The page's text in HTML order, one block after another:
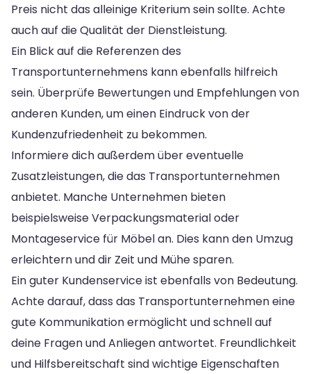
Preis nicht das alleinige Kriterium sein sollte. Achte
auch auf die Qualität der Dienstleistung.
Ein Blick auf die Referenzen des
Transportunternehmens kann ebenfalls hilfreich
sein. Überprüfe Bewertungen und Empfehlungen von
anderen Kunden, um einen Eindruck von der
Kundenzufriedenheit zu bekommen.
Informiere dich außerdem über eventuelle
Zusatzleistungen, die das Transportunternehmen
anbietet. Manche Unternehmen bieten
beispielsweise Verpackungsmaterial oder
Montageservice für Möbel an. Dies kann den Umzug
erleichtern und dir Zeit und Mühe sparen.
Ein guter Kundenservice ist ebenfalls von Bedeutung.
Achte darauf, dass das Transportunternehmen eine
gute Kommunikation ermöglicht und schnell auf
deine Fragen und Anliegen antwortet. Freundlichkeit
und Hilfsbereitschaft sind wichtige Eigenschaften